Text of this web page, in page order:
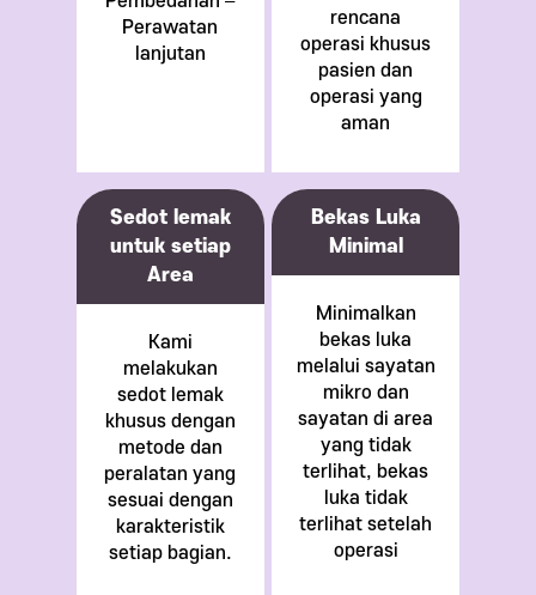
Perawatan
lanjutan
rencana
operasi khusus
pasien dan
operasi yang
aman
Sedot lemak
untuk setiap
Area
Kami
melakukan
sedot lemak
khusus dengan
metode dan
peralatan yang
sesuai dengan
karakteristik
setiap bagian.
Bekas Luka
Minimal
Minimalkan
bekas luka
melalui sayatan
mikro dan
sayatan di area
yang tidak
terlihat, bekas
luka tidak
terlihat setelah
operasi